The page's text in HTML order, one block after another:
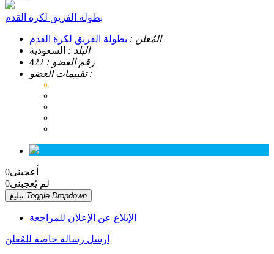
بطولة الفريق لكرة القدم
المُعلن : بطولة الفريق لكرة القدم
البلد : السعودية
رقم العضو : 422
تقييمات العضو :
أعجبنى0
لم يُعجبنى0
Toggle Dropdown
الإبلاغ عن الإعلان للمراجعة
أرسل رسالة خاصة للمُعلن